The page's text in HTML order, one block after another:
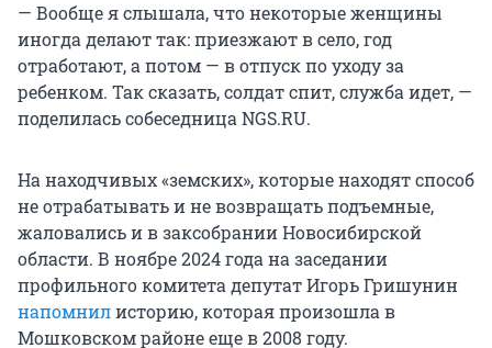
— Вообще я слышала, что некоторые женщины
иногда делают так: приезжают в село, год
отработают, а потом — в отпуск по уходу за
ребенком. Так сказать, солдат спит, служба идет, —
поделилась собеседница NGS.RU.
На находчивых «земских», которые находят способ
не отрабатывать и не возвращать подъемные,
жаловались и в заксобрании Новосибирской
области. В ноябре 2024 года на заседании
профильного комитета депутат Игорь Гришунин
напомнилисторию, которая произошла в
Мошковском районе еще в 2008 году.